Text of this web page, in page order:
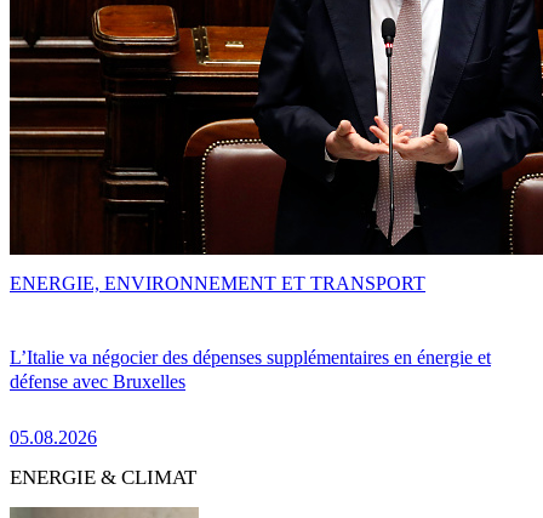
L’Italie va négocier des dépenses supplémentaires en énergie et
défense avec Bruxelles
05.08.2026
ENERGIE, ENVIRONNEMENT ET TRANSPORT
ENERGIE & CLIMAT